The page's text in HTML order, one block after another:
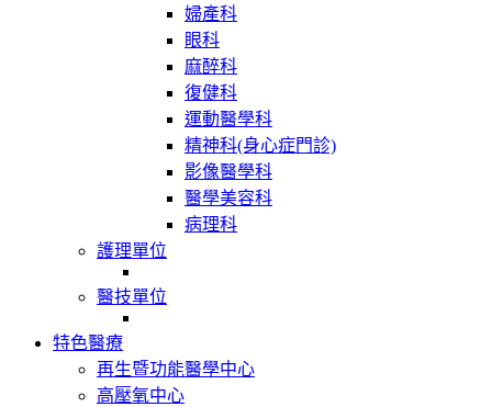
婦產科
眼科
麻醉科
復健科
運動醫學科
精神科(身心症門診)
影像醫學科
醫學美容科
病理科
護理單位
醫技單位
特色醫療
再生暨功能醫學中心
高壓氧中心